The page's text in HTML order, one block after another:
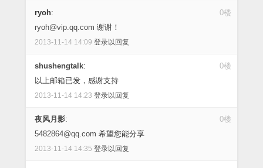
0楼
ryoh:
ryoh@vip.qq.com 谢谢！
2013-11-14 14:09 登录以回复
0楼
shushengtalk:
以上邮箱已发，感谢支持
2013-11-14 14:23 登录以回复
0楼
夜风月影:
5482864@qq.com 希望您能分享
2013-11-14 14:35 登录以回复